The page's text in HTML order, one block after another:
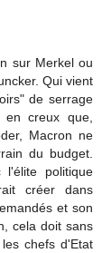
sur Merkel ou
Qui vient
de serrage
creux que,
Macron ne
du budget.
politique
créer dans
et son
cela doit sans
chefs d'Etat